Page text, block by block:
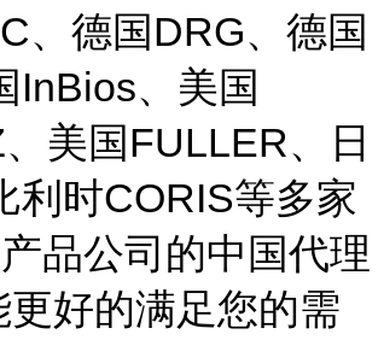
、德国DRG、德国
InBios、美国
美国FULLER、日
利时CORIS等多家
品公司的中国代理
好的满足您的需